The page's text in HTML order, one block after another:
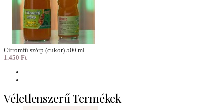
Citromfű szörp (cukor) 500 ml
1.450 Ft
Véletlenszerű Termékek